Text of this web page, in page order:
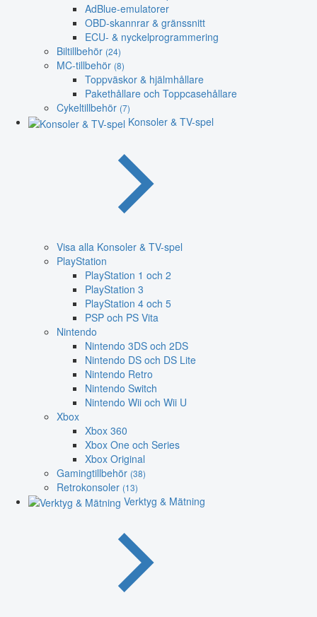
AdBlue-emulatorer
OBD-skannrar & gränssnitt
ECU- & nyckelprogrammering
Biltillbehör (24)
MC-tillbehör (8)
Toppväskor & hjälmhållare
Pakethållare och Toppcasehållare
Cykeltillbehör (7)
Konsoler & TV-spel
Visa alla Konsoler & TV-spel
PlayStation
PlayStation 1 och 2
PlayStation 3
PlayStation 4 och 5
PSP och PS Vita
Nintendo
Nintendo 3DS och 2DS
Nintendo DS och DS Lite
Nintendo Retro
Nintendo Switch
Nintendo Wii och Wii U
Xbox
Xbox 360
Xbox One och Series
Xbox Original
Gamingtillbehör (38)
Retrokonsoler (13)
Verktyg & Mätning